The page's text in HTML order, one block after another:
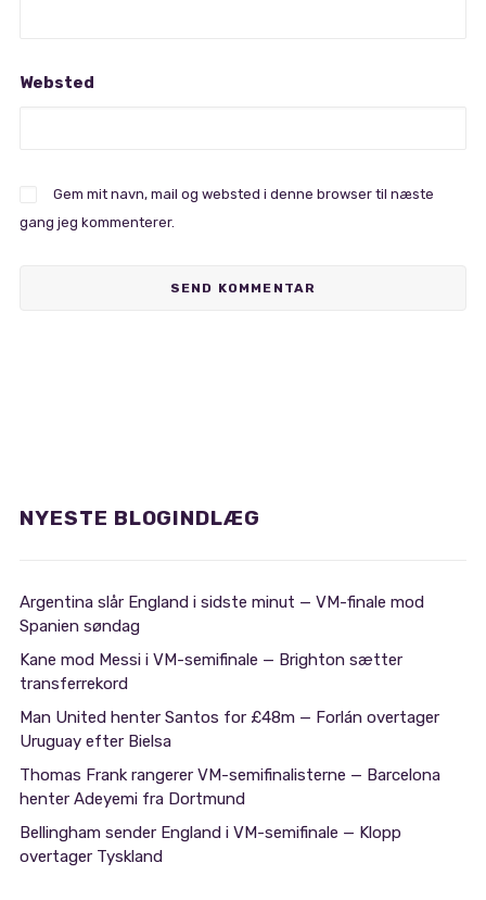
Websted
Gem mit navn, mail og websted i denne browser til næste
gang jeg kommenterer.
NYESTE BLOGINDLÆG
Argentina slår England i sidste minut — VM-finale mod
Spanien søndag
Kane mod Messi i VM-semifinale — Brighton sætter
transferrekord
Man United henter Santos for £48m — Forlán overtager
Uruguay efter Bielsa
Thomas Frank rangerer VM-semifinalisterne — Barcelona
henter Adeyemi fra Dortmund
Bellingham sender England i VM-semifinale — Klopp
overtager Tyskland